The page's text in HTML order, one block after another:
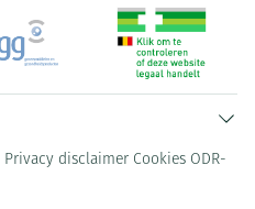
Privacy disclaimer Cookies ODR-